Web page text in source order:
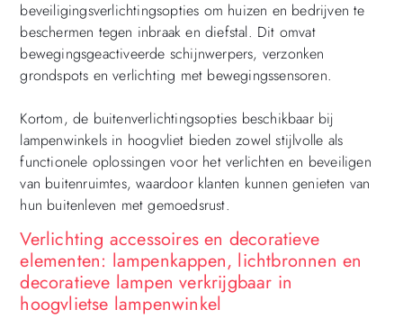
beveiligingsverlichtingsopties om huizen en bedrijven te
beschermen tegen inbraak en diefstal. Dit omvat
bewegingsgeactiveerde schijnwerpers, verzonken
grondspots en verlichting met bewegingssensoren.
Kortom, de buitenverlichtingsopties beschikbaar bij
lampenwinkels in hoogvliet bieden zowel stijlvolle als
functionele oplossingen voor het verlichten en beveiligen
van buitenruimtes, waardoor klanten kunnen genieten van
hun buitenleven met gemoedsrust.
Verlichting accessoires en decoratieve
elementen: lampenkappen, lichtbronnen en
decoratieve lampen verkrijgbaar in
hoogvlietse lampenwinkel